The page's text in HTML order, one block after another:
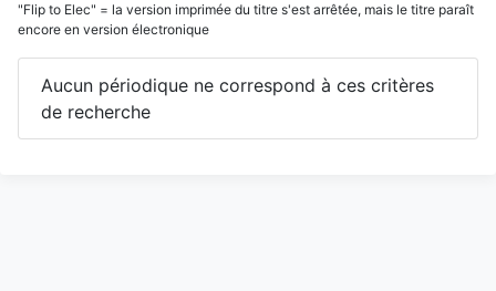
"Flip to Elec" = la version imprimée du titre s'est arrêtée, mais le titre paraît
encore en version électronique
Aucun périodique ne correspond à ces critères
de recherche